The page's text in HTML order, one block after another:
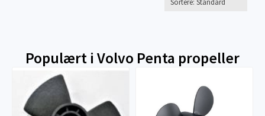
Populært i Volvo Penta propeller